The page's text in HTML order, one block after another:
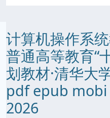
计算机操作系
普通高等教育“
划教材·清华大
pdf epub mobi
2026